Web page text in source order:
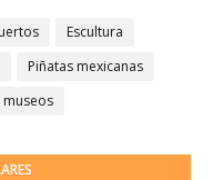
Escultura
Piñatas mexicanas
museos